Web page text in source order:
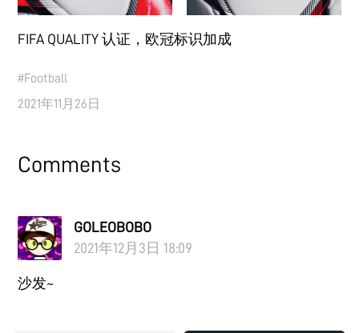
FIFA QUALITY 认证，欧冠标识加成
#Football
2021年11月26日
Comments
GOLEOBOBO
2021年12月3日 18:09
沙发~